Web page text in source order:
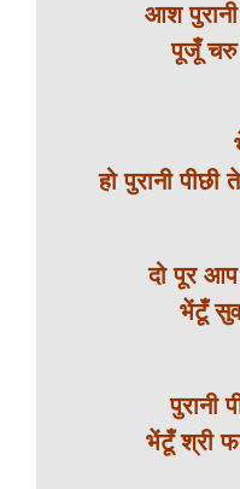
आश
पूजूँ
हो पुरानी पीछी
दो पूर आप
भेंटूँ
पुरानी
भेंटूँ श्री